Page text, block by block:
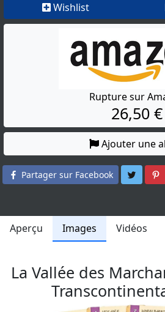
Wishlist
Rupture sur
26,50 €
Ajouter une
Partager sur Facebook
Aperçu Images Vidéos
La Vallée des